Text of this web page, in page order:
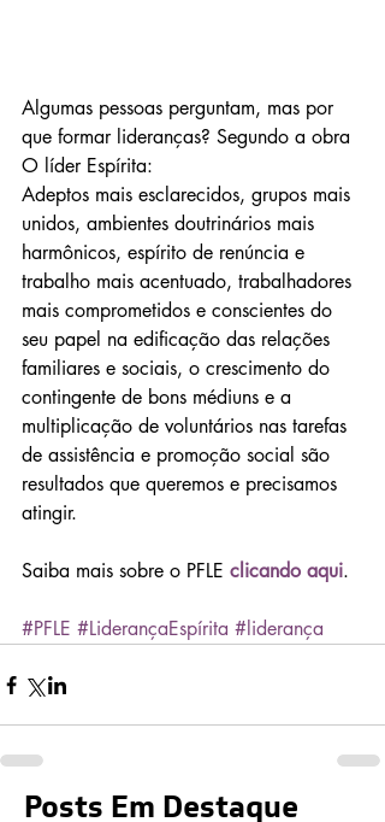
Algumas pessoas perguntam, mas por
que formar lideranças? Segundo a obra
O líder Espírita:
Adeptos mais esclarecidos, grupos mais
unidos, ambientes doutrinários mais
harmônicos, espírito de renúncia e
trabalho mais acentuado, trabalhadores
mais comprometidos e conscientes do
seu papel na edificação das relações
familiares e sociais, o crescimento do
contingente de bons médiuns e a
multiplicação de voluntários nas tarefas
de assistência e promoção social são
resultados que queremos e precisamos
atingir.
Saiba mais sobre o PFLE clicando aqui.
#PFLE #LiderançaEspírita #liderança
Posts Em Destaque